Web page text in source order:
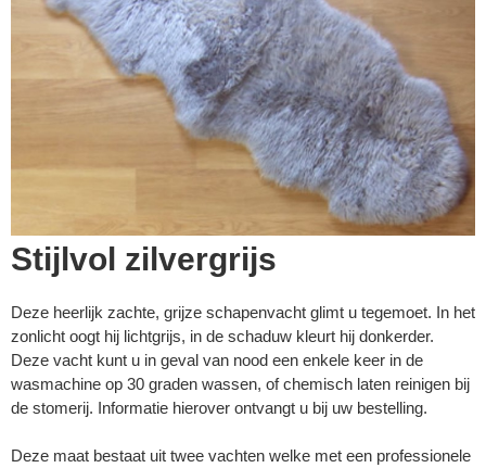
Stijlvol zilvergrijs
Deze heerlijk zachte, grijze schapenvacht glimt u tegemoet. In het
zonlicht oogt hij lichtgrijs, in de schaduw kleurt hij donkerder.
Deze vacht kunt u in geval van nood een enkele keer in de
wasmachine op 30 graden wassen, of chemisch laten reinigen bij
de stomerij. Informatie hierover ontvangt u bij uw bestelling.
Deze maat bestaat uit twee vachten welke met een professionele